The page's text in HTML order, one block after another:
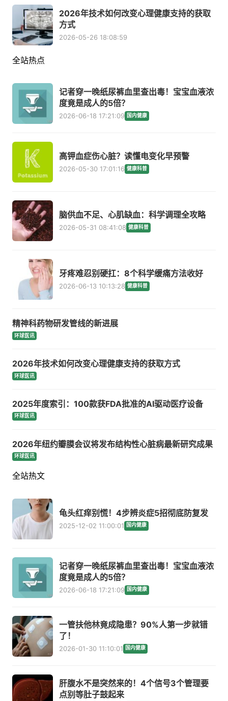
2026年技术如何改变心理健康支持的获取
方式
2026-05-26 18:08:59
全站热点
记者穿一晚纸尿裤血里查出毒！宝宝血液浓
度竟是成人的5倍？
2026-06-18 17:21:09 国内健康
高钾血症伤心脏？读懂电变化早预警
2026-05-30 17:01:16 健康科普
脑供血不足、心肌缺血：科学调理全攻略
2026-05-31 08:41:08 健康科普
牙疼难忍别硬扛：8个科学缓痛方法收好
2026-06-13 10:13:28 健康科普
精神科药物研发管线的新进展
环球医讯
2026年技术如何改变心理健康支持的获取方式
环球医讯
2025年度索引：100款获FDA批准的AI驱动医疗设备
环球医讯
2026年纽约瓣膜会议将发布结构性心脏病最新研究成果
环球医讯
全站热文
龟头红痒别慌！4步辨炎症5招彻底防复发
2025-12-02 11:00:01 国内健康
记者穿一晚纸尿裤血里查出毒！宝宝血液浓
度竟是成人的5倍？
2026-06-18 17:21:09 国内健康
一管扶他林竟成隐患？90%人第一步就错
了！
2026-01-30 11:10:01 国内健康
肝腹水不是突然来的！4个信号3个管理要
点别等肚子鼓起来